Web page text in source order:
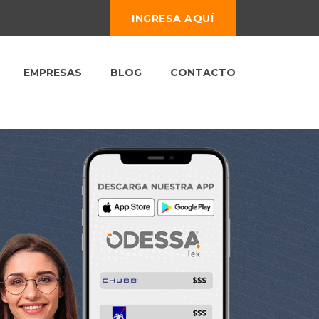
INGRESA AQUÍ
EMPRESAS BLOG CONTACTO